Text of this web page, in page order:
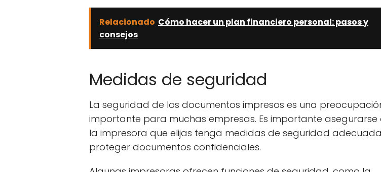
Relacionado Cómo hacer un plan financiero personal: pasos y
consejos
Medidas de seguridad
La seguridad de los documentos impresos es una
importante para muchas empresas. Es importante asegurarse
la impresora que elijas tenga medidas de seguridad
proteger documentos confidenciales.